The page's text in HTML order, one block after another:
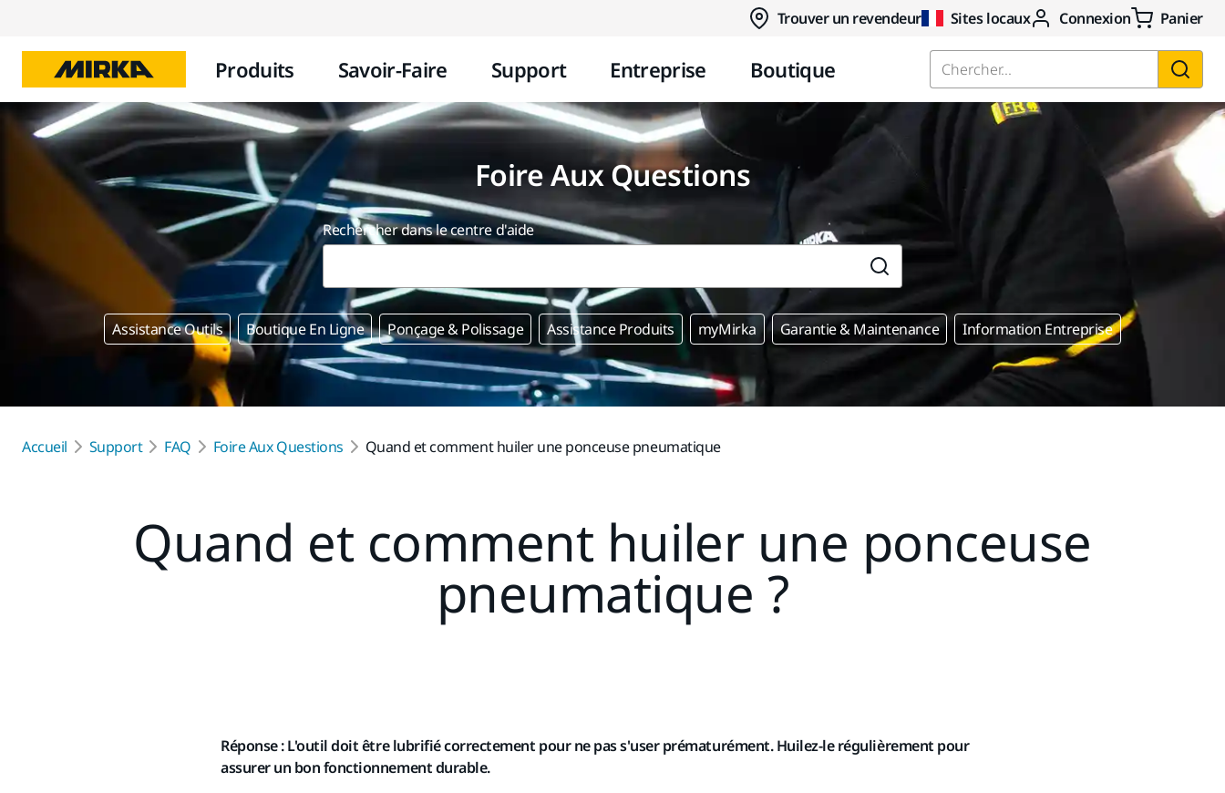
Trouver un revendeur Sites locaux Connexion Panier
Produits Savoir-Faire Support Entreprise Boutique Chercher...
Foire Aux Questions
Rechercher dans le centre d'aide
Assistance Outils Boutique En Ligne Ponçage & Polissage Assistance Produits myMirka Garantie & Maintenance Information Entreprise
Accueil Support FAQ Foire Aux Questions Quand et comment huiler une ponceuse pneumatique
Quand et comment huiler une ponceuse
pneumatique ?
Réponse : L'outil doit être lubrifié correctement pour ne pas s'user prématurément. Huilez-le régulièrement pour
assurer un bon fonctionnement durable.